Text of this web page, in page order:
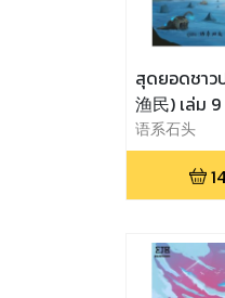
สุดยอดชาว
渔民) เล่ม 9
语系石头